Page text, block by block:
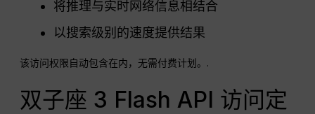
将推理与实时网络信息相结合
以搜索级别的速度提供结果
该访问权限自动包含在内，无需付费计划。.
双子座 3 Flash API 访问定